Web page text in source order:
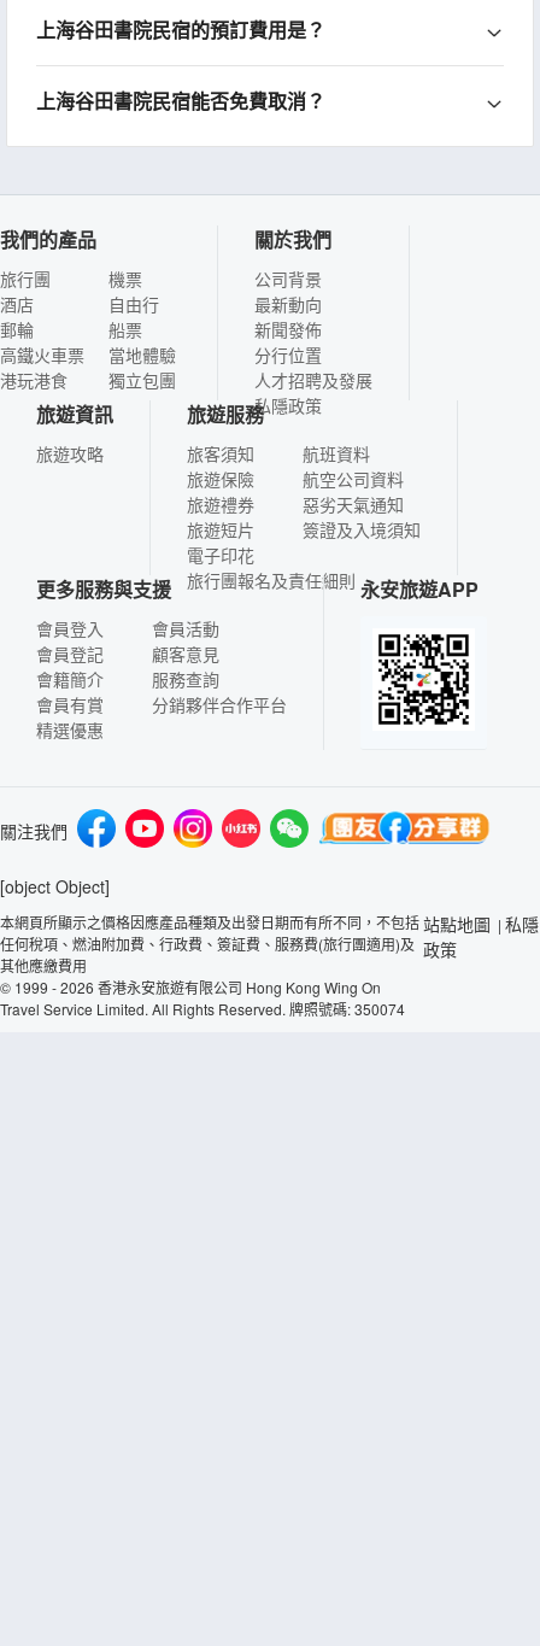
上海谷田書院民宿的預訂費用是？
上海谷田書院民宿能否免費取消？
我們的產品
旅行團
酒店
郵輪
高鐵火車票
港玩港食
機票
自由行
船票
當地體驗
獨立包團
關於我們
公司背景
最新動向
新聞發佈
分行位置
人才招聘及發展
私隱政策
旅遊資訊
旅遊攻略
旅遊服務
旅客須知
旅遊保險
旅遊禮券
旅遊短片
電子印花
航班資料
航空公司資料
惡劣天氣通知
簽證及入境須知
旅行團報名及責任細則
更多服務與支援
會員登入
會員登記
會籍簡介
會員有賞
精選優惠
會員活動
顧客意見
服務查詢
分銷夥伴合作平台
永安旅遊APP
關注我們
[object Object]
本網頁所顯示之價格因應產品種類及出發日期而有所不同，不包括
任何稅項、燃油附加費、行政費、簽証費、服務費(旅行團適用)及
其他應繳費用
© 1999 - 2026 香港永安旅遊有限公司 Hong Kong Wing On
Travel Service Limited. All Rights Reserved. 牌照號碼: 350074
站點地圖 | 私隱
政策